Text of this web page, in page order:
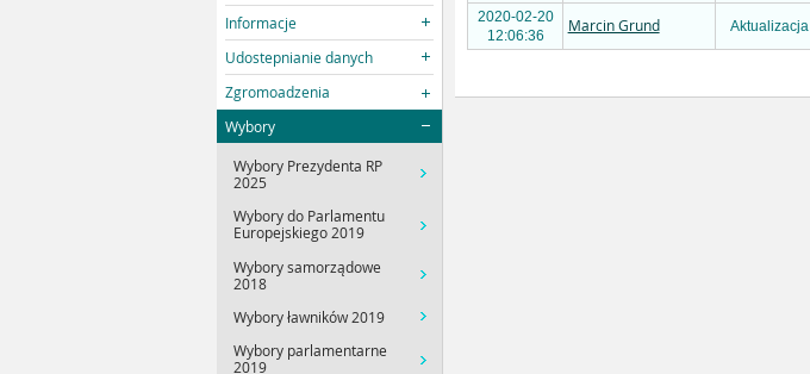
Informacje
Udostepnianie danych
Zgromoadzenia
Wybory
Wybory Prezydenta RP
2025
Wybory do Parlamentu
Europejskiego 2019
Wybory samorządowe
2018
Wybory ławników 2019
Wybory parlamentarne
2019
2020-02-20
12:06:36
Marcin Grund Aktualizacja